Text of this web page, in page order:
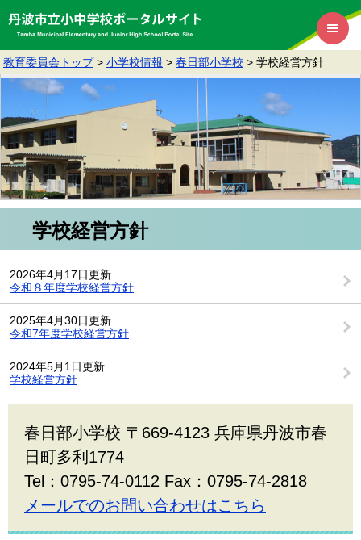
教育委員会トップ > 小学校情報 > 春日部小学校 > 学校経営方針
学校経営方針
2026年4月17日更新
令和８年度学校経営方針
2025年4月30日更新
令和7年度学校経営方針
2024年5月1日更新
学校経営方針
春日部小学校 〒669-4123 兵庫県丹波市春
日町多利1774
Tel：0795-74-0112 Fax：0795-74-2818
メールでのお問い合わせはこちら